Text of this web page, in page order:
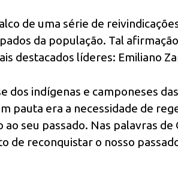
de uma série de
da população. Tal
destacados líderes: Emiliano
dos indígenas e camponeses
pauta era a necessidade de
seu passado. Nas palavras de
de reconquistar o nosso